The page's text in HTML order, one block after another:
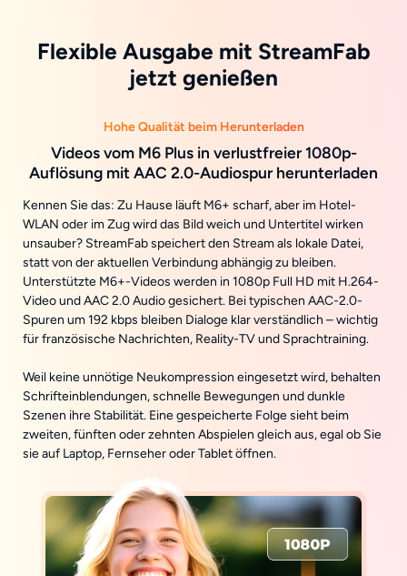
Flexible Ausgabe mit StreamFab
jetzt genießen
Hohe Qualität beim Herunterladen
Videos vom M6 Plus in verlustfreier 1080p-
Auflösung mit AAC 2.0-Audiospur herunterladen
Kennen Sie das: Zu Hause läuft M6+ scharf, aber im Hotel-
WLAN oder im Zug wird das Bild weich und Untertitel wirken
unsauber? StreamFab speichert den Stream als lokale Datei,
statt von der aktuellen Verbindung abhängig zu bleiben.
Unterstützte M6+-Videos werden in 1080p Full HD mit H.264-
Video und AAC 2.0 Audio gesichert. Bei typischen AAC-2.0-
Spuren um 192 kbps bleiben Dialoge klar verständlich – wichtig
für französische Nachrichten, Reality-TV und Sprachtraining.
Weil keine unnötige Neukompression eingesetzt wird, behalten
Schrifteinblendungen, schnelle Bewegungen und dunkle
Szenen ihre Stabilität. Eine gespeicherte Folge sieht beim
zweiten, fünften oder zehnten Abspielen gleich aus, egal ob Sie
sie auf Laptop, Fernseher oder Tablet öffnen.